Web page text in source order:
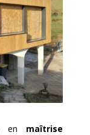
en maîtrise